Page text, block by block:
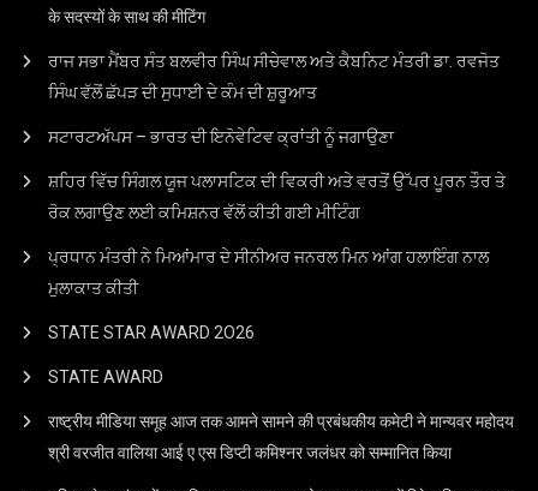
के सदस्यों के साथ की मीटिंग
ਰਾਜ ਸਭਾ ਮੈਂਬਰ ਸੰਤ ਬਲਵੀਰ ਸਿੰਘ ਸੀਚੇਵਾਲ ਅਤੇ ਕੈਬਨਿਟ ਮੰਤਰੀ ਡਾ. ਰਵਜੋਤ
ਸਿੰਘ ਵੱਲੋਂ ਛੱਪੜ ਦੀ ਸੁਧਾਈ ਦੇ ਕੰਮ ਦੀ ਸ਼ੁਰੂਆਤ
ਸਟਾਰਟਅੱਪਸ – ਭਾਰਤ ਦੀ ਇਨੋਵੇਟਿਵ ਕ੍ਰਾਂਤੀ ਨੂੰ ਜਗਾਉਣਾ
ਸ਼ਹਿਰ ਵਿੱਚ ਸਿੰਗਲ ਯੂਜ ਪਲਾਸਟਿਕ ਦੀ ਵਿਕਰੀ ਅਤੇ ਵਰਤੋਂ ਉੱਪਰ ਪੂਰਨ ਤੌਰ ਤੇ
ਰੋਕ ਲਗਾਉਣ ਲਈ ਕਮਿਸ਼ਨਰ ਵੱਲੋਂ ਕੀਤੀ ਗਈ ਮੀਟਿੰਗ
ਪ੍ਰਧਾਨ ਮੰਤਰੀ ਨੇ ਮਿਆਂਮਾਰ ਦੇ ਸੀਨੀਅਰ ਜਨਰਲ ਮਿਨ ਆਂਗ ਹਲਾਇੰਗ ਨਾਲ
ਮੁਲਾਕਾਤ ਕੀਤੀ
STATE STAR AWARD 2O26
STATE AWARD
राष्ट्रीय मीडिया समूह आज तक आमने सामने की प्रबंधकीय कमेटी ने मान्यवर महोदय
श्री वरजीत वालिया आई ए एस डिप्टी कमिश्नर जलंधर को सम्मानित किया